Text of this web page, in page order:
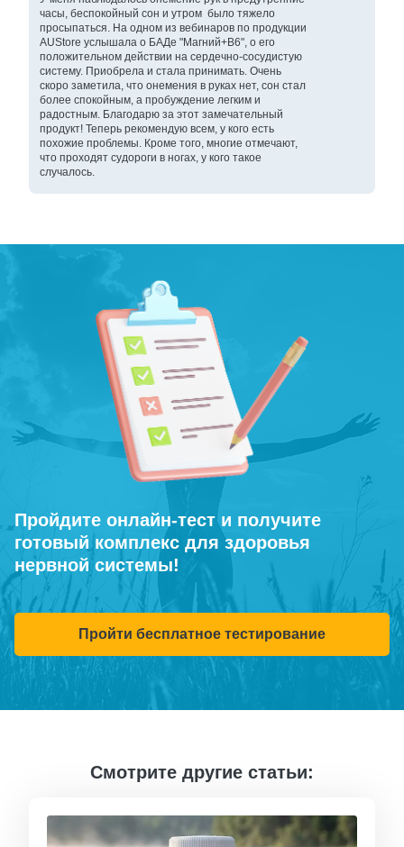
часы, беспокойный сон и утром было тяжело
просыпаться. На одном из вебинаров по продукции
AUStore услышала о БАДе "Магний+В6", о его
положительном действии на сердечно-сосудистую
систему. Приобрела и стала принимать. Очень
скоро заметила, что онемения в руках нет, сон стал
более спокойным, а пробуждение легким и
радостным. Благодарю за этот замечательный
продукт! Теперь рекомендую всем, у кого есть
похожие проблемы. Кроме того, многие отмечают,
что проходят судороги в ногах, у кого такое
случалось.
Пройдите онлайн-тест и получите
готовый комплекс для здоровья
нервной системы!
Пройти бесплатное тестирование
Смотрите другие статьи: